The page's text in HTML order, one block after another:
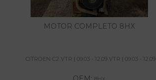
MOTOR COMPLETO 8HX
CITROEN C2 VTR | 09.03 - 12.09 VTR | 09.03 - 12.09